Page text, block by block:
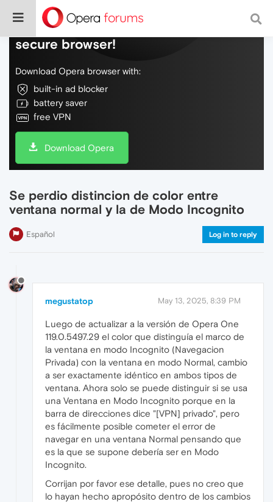
Do more on the web, with a fast and
secure browser!
Download Opera browser with:
built-in ad blocker
battery saver
free VPN
Download Opera
Se perdio distincion de color entre
ventana normal y la de Modo Incognito
Español Log in to reply
megustatop May 13, 2025, 8:39 PM
Luego de actualizar a la versión de Opera One
119.0.5497.29 el color que distinguía el marco de
la ventana en modo Incognito (Navegacion
Privada) con la ventana en modo Normal, cambio
a ser exactamente idéntico en ambos tipos de
ventana. Ahora solo se puede distinguir si se usa
una Ventana en Modo Incognito porque en la
barra de direcciones dice "[VPN] privado", pero
es fácilmente posible cometer el error de
navegar en una ventana Normal pensando que
es la que se supone debería ser en Modo
Incognito.
Corrijan por favor ese detalle, pues no creo que
lo hayan hecho apropósito dentro de los cambios